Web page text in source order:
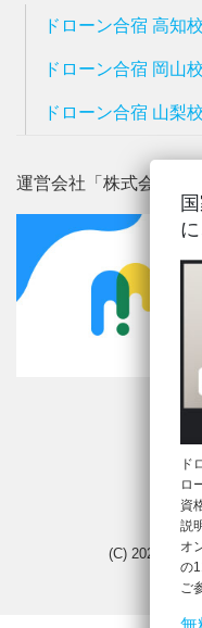
ドローン合宿 高知校
ドローン合宿 岡山校
ドローン合宿 山梨校
運営会社「株式会社メ
(C) 2026 ド
に
ド
ロ
資
説
オ
の
ご